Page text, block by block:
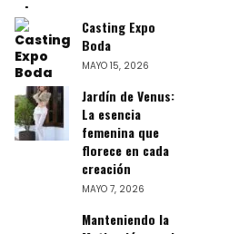
Casting Expo
Boda
MAYO 15, 2026
Jardín de Venus:
La esencia
femenina que
florece en cada
creación
MAYO 7, 2026
Manteniendo la